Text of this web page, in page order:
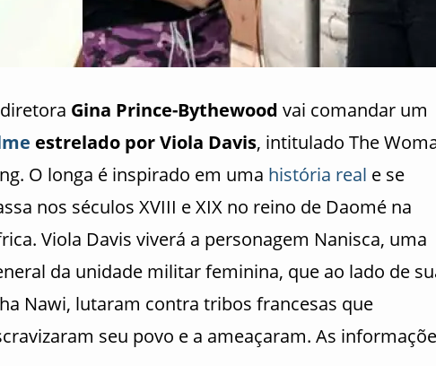
Gina Prince-Bythewood vai comandar um
estrelado por Viola Davis, intitulado The
O longa é inspirado em uma história real e se
nos séculos XVIII e XIX no reino de Daomé na
Viola Davis viverá a personagem Nanisca, uma
da unidade militar feminina, que ao lado de
Nawi, lutaram contra tribos francesas que
seu povo e a ameaçaram. As